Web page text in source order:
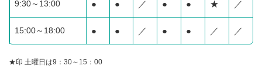
9:30～13:00 ● ● ／ ● ● ★ ／
15:00～18:00 ● ● ／ ● ● ／ ／
★印 土曜日は9：30～15：00